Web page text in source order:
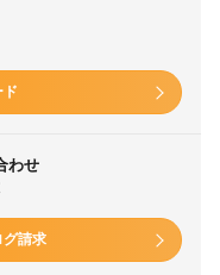
ド
わせ
グ請求